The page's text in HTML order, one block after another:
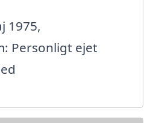
1975,
Personligt ejet